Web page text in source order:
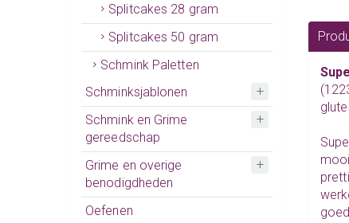
Splitcakes 28 gram
Splitcakes 50 gram
Schmink Paletten
Schminksjablonen
Schmink en Grime
gereedschap
Grime en overige
benodigdheden
Oefenen